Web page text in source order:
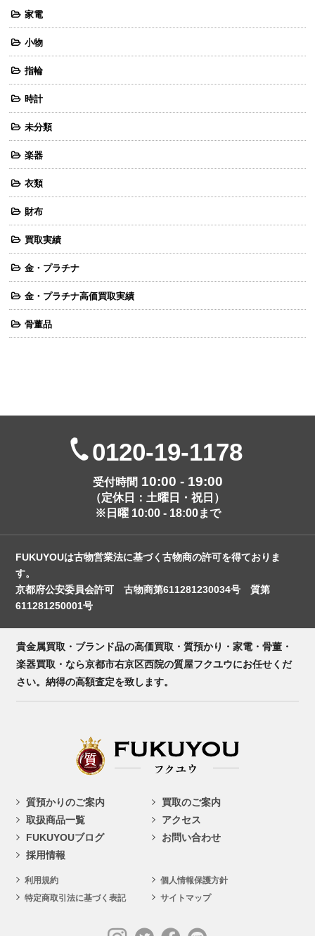
家電
小物
指輪
時計
未分類
楽器
衣類
財布
買取実績
金・プラチナ
金・プラチナ高価買取実績
骨董品
0120-19-1178
受付時間10:00 - 19:00
（定休日：土曜日・祝日）
※日曜 10:00 - 18:00まで
FUKUYOUは古物営業法に基づく古物商の許可を得ておりま
す。
京都府公安委員会許可 古物商第611281230034号 質第
611281250001号
貴金属買取・ブランド品の高価買取・質預かり・家電・骨董・
楽器買取・なら京都市右京区西院の質屋フクユウにお任せくだ
さい。納得の高額査定を致します。
質預かりのご案内
買取のご案内
取扱商品一覧
アクセス
FUKUYOUブログ
お問い合わせ
採用情報
利用規約
個人情報保護方針
特定商取引法に基づく表記
サイトマップ